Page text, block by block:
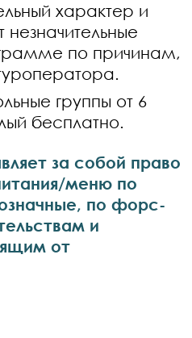
характер и
по причинам,
группы от 6
бесплатно.
за собой право
меню по
по форс-
и
от